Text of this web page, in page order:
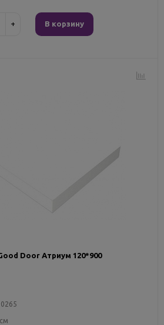
+ В корзину
Door Атриум 120*900